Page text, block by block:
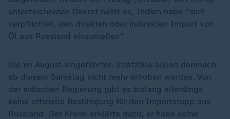
unterzeichneten Dekret heißt es, Indien habe "sich
verpflichtet, den direkten oder indirekten Import von
Öl aus Russland einzustellen".
Die im August eingeführten Strafzölle sollen demnach
ab diesem Samstag nicht mehr erhoben werden. Von
der indischen Regierung gibt es bislang allerdings
keine offizielle Bestätigung für den Importstopp aus
Russland. Der Kreml erklärte dazu, er habe keine